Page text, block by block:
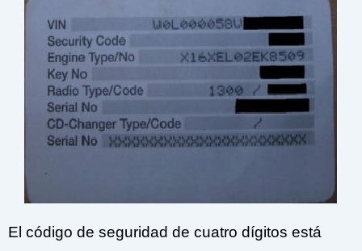
El código de seguridad de cuatro dígitos está